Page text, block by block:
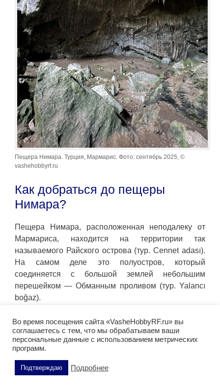
Пещера Нимара. Турция, Мармарис. Фото: сентябрь 2025, ©
vashehobbyrf.ru
Как добраться до пещеры
Нимара?
Пещера Нимара, расположенная неподалеку от
Мармариса, находится на территории так
называемого Райского острова (тур. Cennet adası).
На самом деле это полуостров, который
соединяется с большой землей небольшим
перешейком — Обманным проливом (тур. Yalancı
boğaz).
Добраться до этого места можно несколькими
способами:
На общественном транспорте: от
супермаркета Migros в центре Мармариса
регулярно отправляются маршрутные такси
Во время посещения сайта «VasheHobbyRF.ru» вы
соглашаетесь с тем, что мы обрабатываем ваши
персональные данные с использованием метрических
программ.
Подтверждаю Подробнее